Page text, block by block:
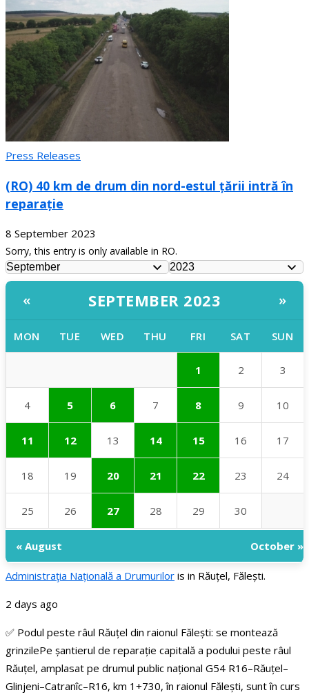
Press Releases
(RO) 40 km de drum din nord-estul țării intră în
reparație
8 September 2023
Sorry, this entry is only available in RO.
« SEPTEMBER 2023 »
MON TUE WED THU FRI SAT SUN
1 2 3
4 5 6 7 8 9 10
11 12 13 14 15 16 17
18 19 20 21 22 23 24
25 26 27 28 29 30
« August October »
Administraţia Națională a Drumurilor is in Răuțel, Fălești.
2 days ago
✅ Podul peste râul Răuțel din raionul Fălești: se montează
grinzilePe șantierul de reparație capitală a podului peste râul
Răuțel, amplasat pe drumul public național G54 R16–Răuțel–
Glinjeni–Catranîc–R16, km 1+730, în raionul Fălești, sunt în curs